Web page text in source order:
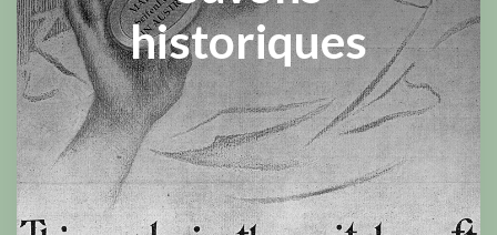
historiques